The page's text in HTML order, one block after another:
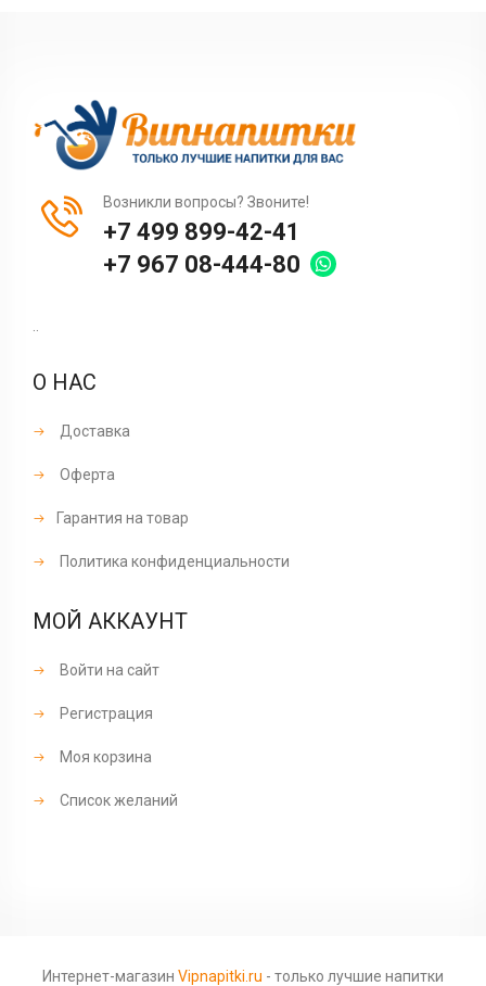
Возникли вопросы? Звоните!
+7 499 899-42-41
+7 967 08-444-80
..
О НАС
Доставка
Оферта
Гарантия на товар
Политика конфиденциальности
МОЙ АККАУНТ
Войти на сайт
Регистрация
Моя корзина
Список желаний
Интернет-магазин Vipnapitki.ru - только лучшие напитки